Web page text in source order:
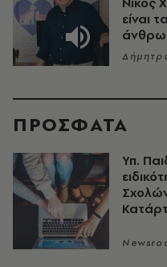
είναι
ΠΡΟΣΦΑΤΑ
Υπ.